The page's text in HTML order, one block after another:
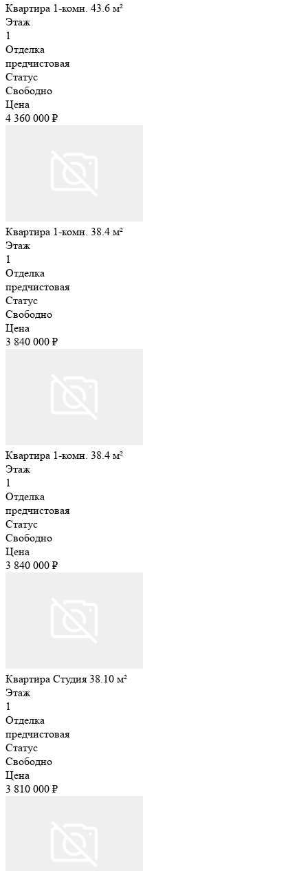
Квартира 1-комн. 43.6 м²
Этаж
1
Отделка
предчистовая
Статус
Свободно
Цена
4 360 000 ₽
Квартира 1-комн. 38.4 м²
Этаж
1
Отделка
предчистовая
Статус
Свободно
Цена
3 840 000 ₽
Квартира 1-комн. 38.4 м²
Этаж
1
Отделка
предчистовая
Статус
Свободно
Цена
3 840 000 ₽
Квартира Студия 38.10 м²
Этаж
1
Отделка
предчистовая
Статус
Свободно
Цена
3 810 000 ₽